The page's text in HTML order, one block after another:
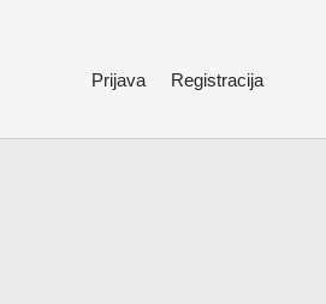
Prijava Registracija